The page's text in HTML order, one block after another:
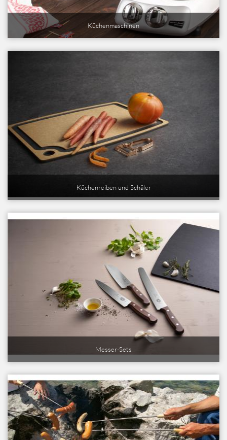
Küchenmaschinen
Küchenreiben und Schäler
Messer-Sets